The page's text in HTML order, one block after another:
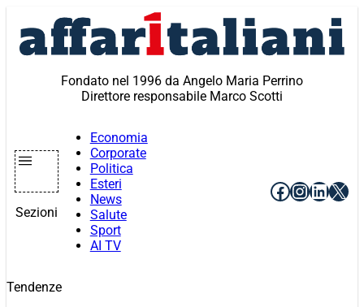
contenuto
Fondato nel 1996 da Angelo Maria Perrino
Direttore responsabile Marco Scotti
Sezioni
Economia
Corporate
Politica
Esteri
News
Salute
Sport
AI TV
Facebook
X
Tendenze